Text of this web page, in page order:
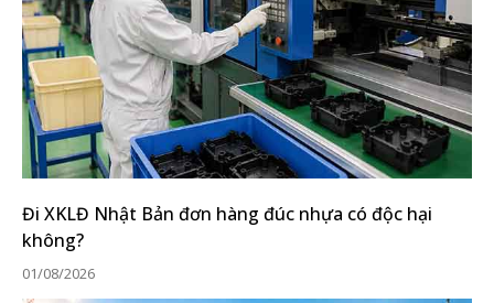
Đi XKLĐ Nhật Bản đơn hàng đúc nhựa có độc hại
không?
01/08/2026